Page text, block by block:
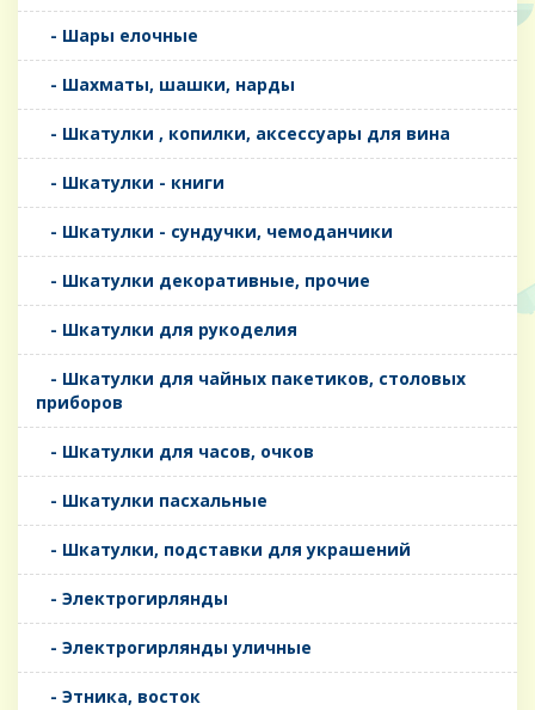
- Шары елочные
- Шахматы, шашки, нарды
- Шкатулки , копилки, аксессуары для вина
- Шкатулки - книги
- Шкатулки - сундучки, чемоданчики
- Шкатулки декоративные, прочие
- Шкатулки для рукоделия
- Шкатулки для чайных пакетиков, столовых
приборов
- Шкатулки для часов, очков
- Шкатулки пасхальные
- Шкатулки, подставки для украшений
- Электрогирлянды
- Электрогирлянды уличные
- Этника, восток